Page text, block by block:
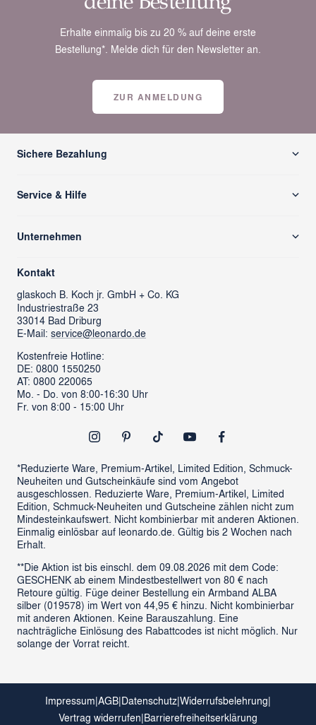
Erhalte einmalig bis zu 20 % auf deine erste
Bestellung*. Melde dich für den Newsletter an.
ZUR ANMELDUNG
Sichere Bezahlung
Unternehmen
Über uns
LEONARDO News
Karriere
Verantwortung
ProSales Gastronomie
LIVING Möbel
Newsletter
Service & Hilfe
Kontaktformular
Ansprechpartner & Presse
LEONARDO Firmengeschenke
FAQs
Händlersuche
Retoure anmelden
Vertrag widerrufen
Kontakt
glaskoch B. Koch jr. GmbH + Co. KG
Industriestraße 23
33014 Bad Driburg
E-Mail: service@leonardo.de
Kostenfreie Hotline:
DE: 0800 1550250
AT: 0800 220065
Mo. - Do. von 8:00-16:30 Uhr
Fr. von 8:00 - 15:00 Uhr
*Reduzierte Ware, Premium-Artikel, Limited Edition, Schmuck-
Neuheiten und Gutscheinkäufe sind vom Angebot
ausgeschlossen. Reduzierte Ware, Premium-Artikel, Limited
Edition, Schmuck-Neuheiten und Gutscheine zählen nicht zum
Mindesteinkaufswert. Nicht kombinierbar mit anderen Aktionen.
Einmalig einlösbar auf leonardo.de. Gültig bis 2 Wochen nach
Erhalt.
**Die Aktion ist bis einschl. dem 09.08.2026 mit dem Code:
GESCHENK ab einem Mindestbestellwert von 80 € nach
Retoure gültig. Füge deiner Bestellung ein Armband ALBA
silber (019578) im Wert von 44,95 € hinzu. Nicht kombinierbar
mit anderen Aktionen. Keine Barauszahlung. Eine
nachträgliche Einlösung des Rabattcodes ist nicht möglich. Nur
solange der Vorrat reicht.
Impressum|AGB|Datenschutz|Widerrufsbelehrung|
Vertrag widerrufen|Barrierefreiheitserklärung